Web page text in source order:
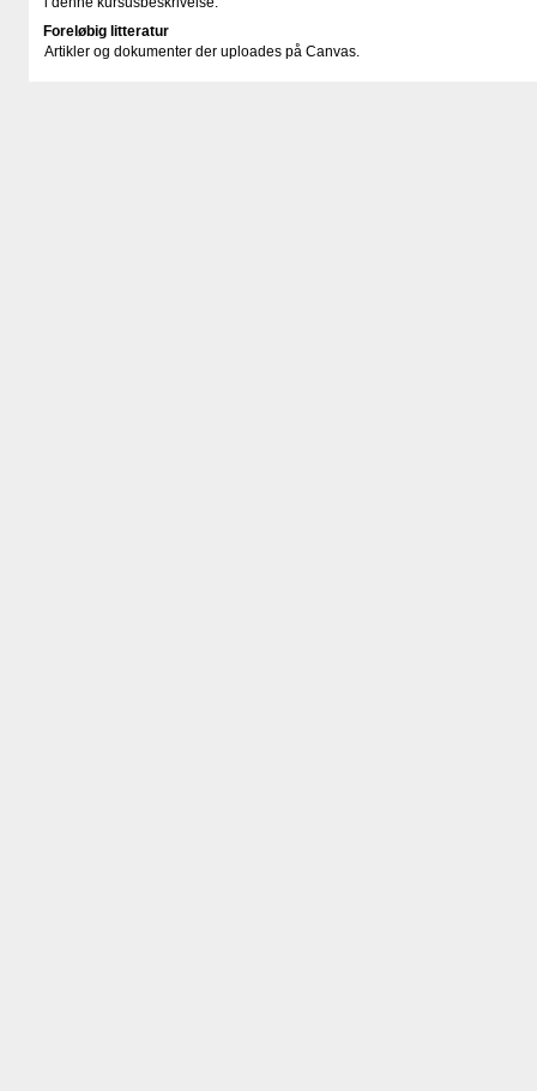
Foreløbig litteratur
Artikler og dokumenter der uploades på Canvas.